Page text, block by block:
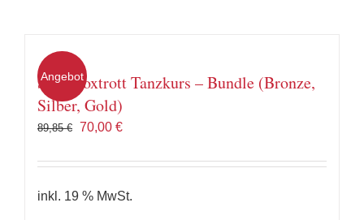
Angebot
Slow Foxtrott Tanzkurs – Bundle (Bronze,
Silber, Gold)
89,85€ Ursprünglicher
war:
70,00 €Aktueller
ist:
inkl. 19 % MwSt.